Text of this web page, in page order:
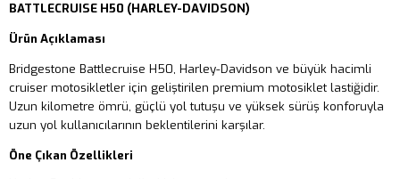
BATTLECRUISE H50 (HARLEY-DAVIDSON)
Ürün Açıklaması
Bridgestone Battlecruise H50, Harley-Davidson ve büyük hacimli
cruiser motosikletler için geliştirilen premium motosiklet lastiğidir.
Uzun kilometre ömrü, güçlü yol tutuşu ve yüksek sürüş konforuyla
uzun yol kullanıcılarının beklentilerini karşılar.
Öne Çıkan Özellikleri